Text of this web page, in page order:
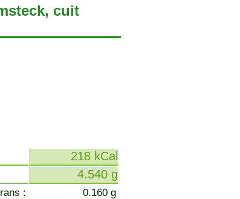
cuit
218 kCal
4.540 g
:
0.160 g